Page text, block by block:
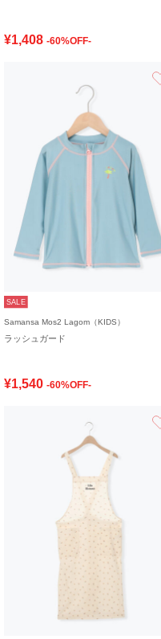
¥1,408 -60%OFF-
SALE
Samansa Mos2 Lagom（KIDS）
ラッシュガード
¥1,540 -60%OFF-